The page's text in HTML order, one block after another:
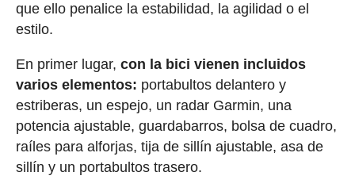
que ello penalice la estabilidad, la agilidad o el
estilo.
En primer lugar, con la bici vienen incluidos
varios elementos: portabultos delantero y
estriberas, un espejo, un radar Garmin, una
potencia ajustable, guardabarros, bolsa de cuadro,
raíles para alforjas, tija de sillín ajustable, asa de
sillín y un portabultos trasero.